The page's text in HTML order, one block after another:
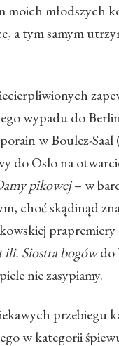
moich młodszych
a tym samym
wypadu do
w Boulez-
do Oslo na
pikowej– w
choć skądinąd
ilī. Siostra bogówdo
nie zasypiamy.
przebiegu
w kategorii